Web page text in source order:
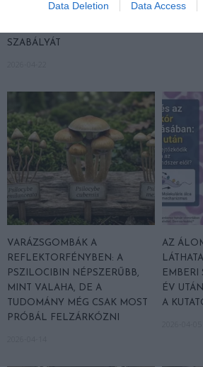
Data Deletion Data Access
SZABÁLYÁT
2026-04-21
VARÁZSGOMBÁK A
REFLEKTORFÉNYBEN: A
PSZILOCIBIN NÉPSZERŰBB,
MINT VALAHA, DE A
TUDOMÁNY MÉG CSAK MOST
PRÓBÁL FELZÁRKÓZNI
AZ
EMBERI
ÉV
A